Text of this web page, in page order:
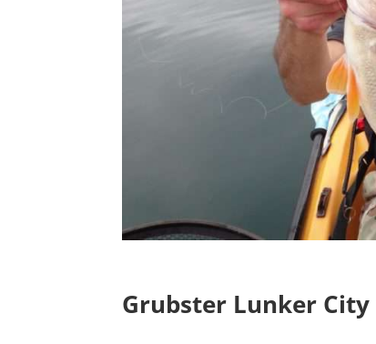
Grubster Lunker City